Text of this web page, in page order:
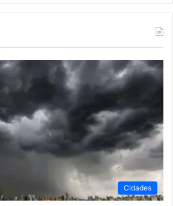
Cidades